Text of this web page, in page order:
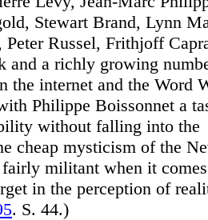
Stewart Brand, Lynn
Peter Russel, Frithjoff
and a richly growing
the internet and the Word
Philippe Boissonnet a
without falling into the
cheap mysticism of the
militant when it
in the perception of
. S. 44.)